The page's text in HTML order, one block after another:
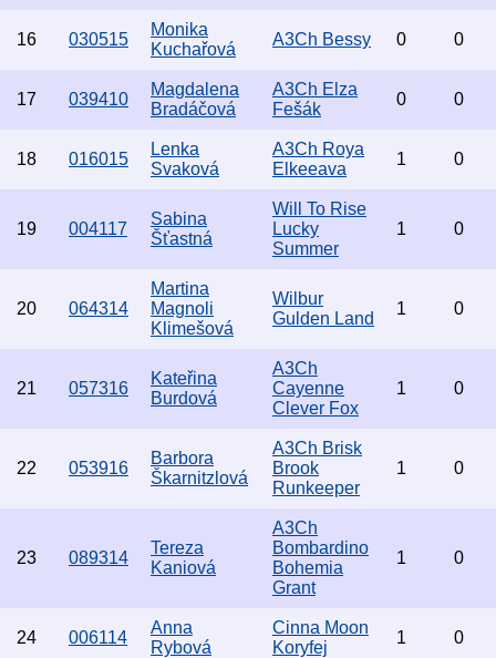
16 030515
Monika
Kuchařová
A3Ch Bessy 0 0
17 039410
Magdalena
Bradáčová
A3Ch Elza
Fešák
0 0
18 016015
Lenka
Svaková
A3Ch Roya
Elkeeava
1 0
19 004117
Sabina
Šťastná
Will To Rise
Lucky
Summer
1 0
20 064314
Martina
Magnoli
Klimešová
Wilbur
Gulden Land
1 0
21 057316
Kateřina
Burdová
A3Ch
Cayenne
Clever Fox
1 0
22 053916
Barbora
Škarnitzlová
A3Ch Brisk
Brook
Runkeeper
1 0
23 089314
Tereza
Kaniová
A3Ch
Bombardino
Bohemia
Grant
1 0
24 006114
Anna
Rybová
Cinna Moon
Koryfej
1 0